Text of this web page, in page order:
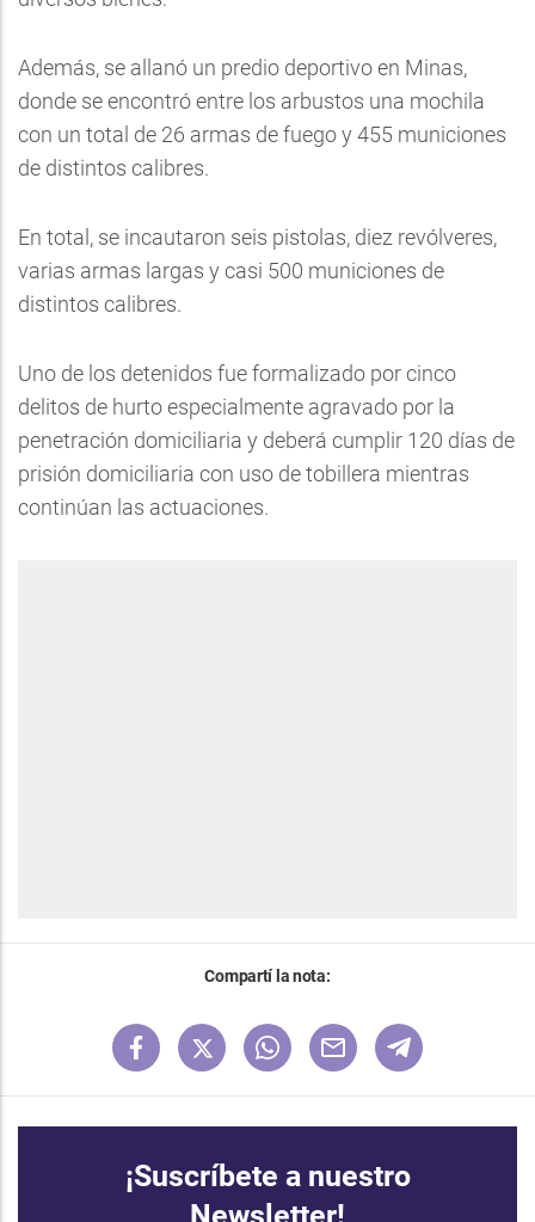
Además, se allanó un predio deportivo en Minas,
donde se encontró entre los arbustos una mochila
con un total de 26 armas de fuego y 455 municiones
de distintos calibres.
En total, se incautaron seis pistolas, diez revólveres,
varias armas largas y casi 500 municiones de
distintos calibres.
Uno de los detenidos fue formalizado por cinco
delitos de hurto especialmente agravado por la
penetración domiciliaria y deberá cumplir 120 días de
prisión domiciliaria con uso de tobillera mientras
continúan las actuaciones.
Compartí la nota:
¡Suscríbete a nuestro